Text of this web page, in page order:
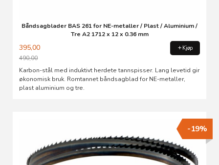
Båndsagblader BAS 261 for NE-metaller / Plast / Aluminium /
Tre A2 1712 x 12 x 0.36 mm
395,00
490,00
Rabatt
Kjøp
Karbon-stål med induktivt herdete tannspisser. Lang levetid gir
økonomisk bruk. Romtannet båndsagblad for NE-metaller,
plast aluminium og tre.
-19%